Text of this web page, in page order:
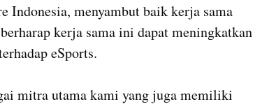
Indonesia, menyambut baik kerja sama
kerja sama ini dapat meningkatkan
eSports.
mitra utama kami yang juga memiliki